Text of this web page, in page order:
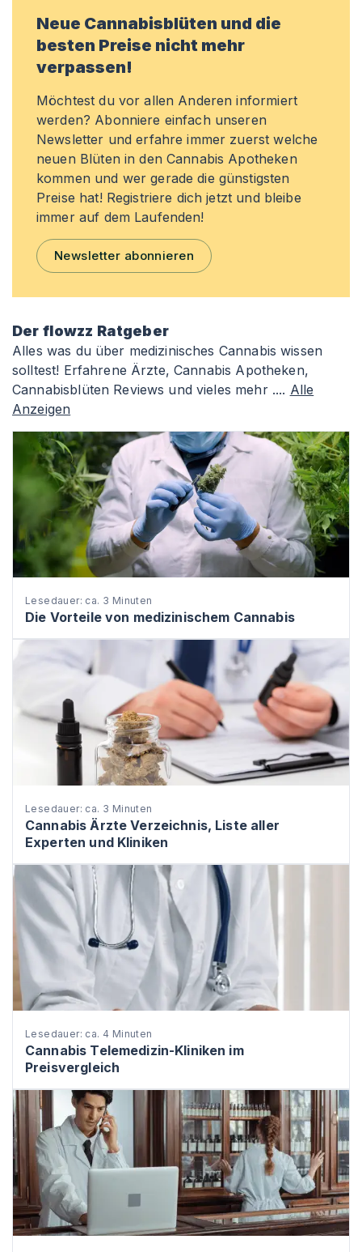
Neue Cannabisblüten und die
besten Preise nicht mehr
verpassen!
Möchtest du vor allen Anderen informiert
werden? Abonniere einfach unseren
Newsletter und erfahre immer zuerst welche
neuen Blüten in den Cannabis Apotheken
kommen und wer gerade die günstigsten
Preise hat! Registriere dich jetzt und bleibe
immer auf dem Laufenden!
Newsletter abonnieren
Der flowzz Ratgeber
Alles was du über medizinisches Cannabis wissen
solltest! Erfahrene Ärzte, Cannabis Apotheken,
Cannabisblüten Reviews und vieles mehr .... Alle
Anzeigen
Lesedauer: ca. 3 Minuten
Die Vorteile von medizinischem Cannabis
Lesedauer: ca. 3 Minuten
Cannabis Ärzte Verzeichnis, Liste aller
Experten und Kliniken
Lesedauer: ca. 4 Minuten
Cannabis Telemedizin-Kliniken im
Preisvergleich